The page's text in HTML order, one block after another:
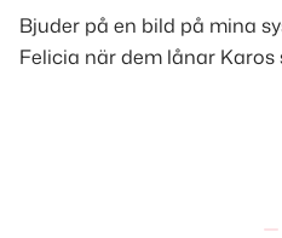
Bjuder på en bild på mina
Felicia när dem lånar